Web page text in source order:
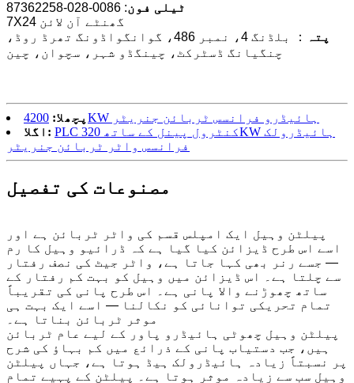
ٹیلی فون: 0086-028-87362258
7X24 گھنٹے آن لائن
پتہ
： بلڈنگ 4، نمبر 486، گوانگواڈونگ تھرڈ روڈ،
چنگیانگ ڈسٹرکٹ، چینگڈو شہر، سچوان، چین
پچھلا:
4200KW ہائیڈرو فرانسس ٹربائن جنریٹر
اگلا: PLC کنٹرول پینل کے ساتھ 320KW ہائیڈرولک
فرانسس واٹر ٹربائن جنریٹر
مصنوعات کی تفصیل
پیلٹن وہیل ایک امپلس قسم کی واٹر ٹربائن ہے اور
اسے اس طرح ڈیزائن کیا گیا ہے کہ ڈرائیو وہیل کا رم
— جسے رنر بھی کہا جاتا ہے، واٹر جیٹ کی نصف رفتار
سے چلتا ہے۔ اس ڈیزائن میں وہیل کو بہت کم رفتار کے
ساتھ چھوڑنے والا پانی ہے۔ اس طرح پانی کی تقریباً
تمام تحریکی توانائی کو نکالنا — اسے ایک بہت ہی
موثر ٹربائن بناتا ہے۔
پیلٹن وہیل چھوٹی ہائیڈرو پاور کے لیے عام ٹربائن
ہیں، جب دستیاب پانی کے ذرائع میں کم بہاؤ کی شرح
پر نسبتاً زیادہ ہائیڈرولک ہیڈ ہوتا ہے، جہاں پیلٹن
وہیل سب سے زیادہ موثر ہوتا ہے۔ پیلٹن کے پہیے تمام